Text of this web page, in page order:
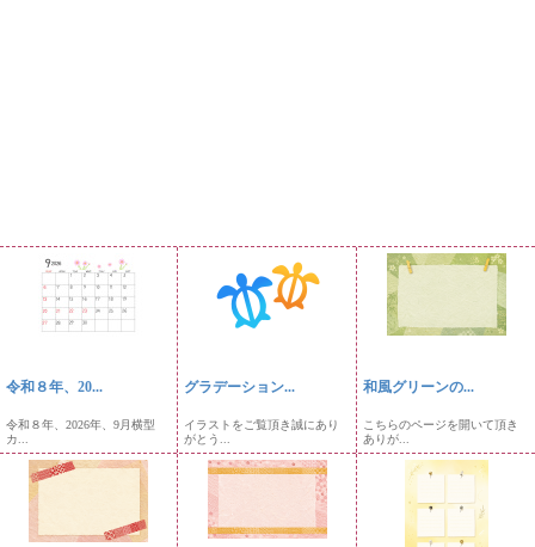
令和８年、20...
令和８年、2026年、9月横型
カ...
グラデーション...
イラストをご覧頂き誠にあり
がとう...
和風グリーンの...
こちらのページを開いて頂き
ありが...